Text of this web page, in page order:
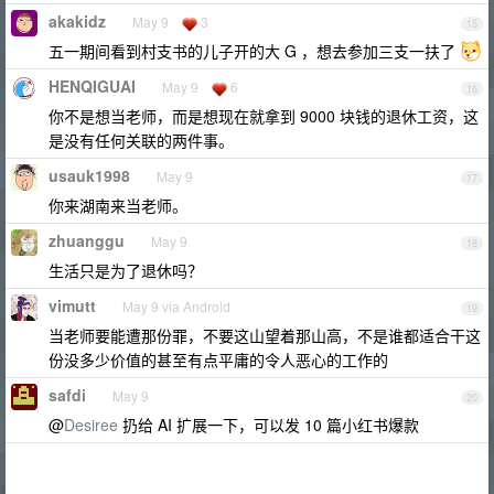
15
akakidz May 9 3
五一期间看到村支书的儿子开的大 G ，想去参加三支一扶了
16
HENQIGUAI May 9 6
你不是想当老师，而是想现在就拿到 9000 块钱的退休工资，这
是没有任何关联的两件事。
17
usauk1998 May 9
你来湖南来当老师。
18
zhuanggu May 9
生活只是为了退休吗？
19
vimutt May 9 via Android
当老师要能遭那份罪，不要这山望着那山高，不是谁都适合干这
份没多少价值的甚至有点平庸的令人恶心的工作的
20
safdi May 9
@Desiree 扔给 AI 扩展一下，可以发 10 篇小红书爆款